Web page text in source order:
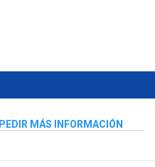
PEDIR MÁS INFORMACIÓN